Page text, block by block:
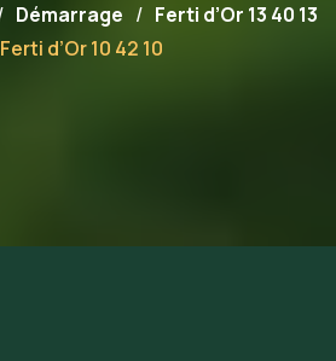
Démarrage
Ferti d’Or 13 40 13
Ferti d’Or 10 42 10